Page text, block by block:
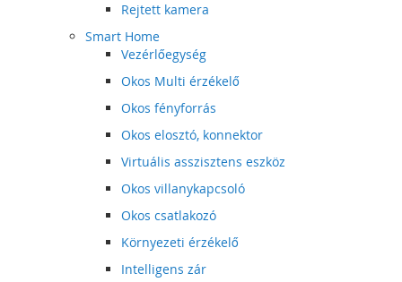
Rejtett kamera
Smart Home
Vezérlőegység
Okos Multi érzékelő
Okos fényforrás
Okos elosztó, konnektor
Virtuális asszisztens eszköz
Okos villanykapcsoló
Okos csatlakozó
Környezeti érzékelő
Intelligens zár